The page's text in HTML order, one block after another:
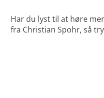
Har du lyst til at høre
fra Christian Spohr, så